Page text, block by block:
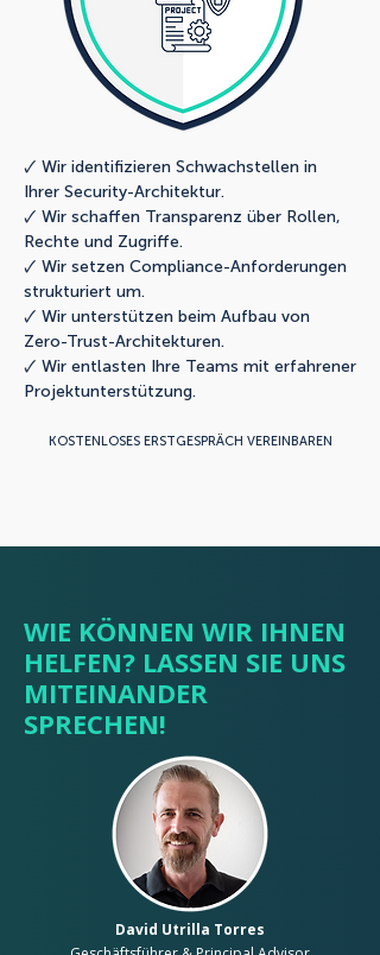
🗸 Wir identifizieren Schwachstellen in
Ihrer Security-Architektur.
🗸 Wir schaffen Transparenz über Rollen,
Rechte und Zugriffe.
🗸 Wir setzen Compliance-Anforderungen
strukturiert um.
🗸 Wir unterstützen beim Aufbau von
Zero-Trust-Architekturen.
🗸 Wir entlasten Ihre Teams mit erfahrener
Projektunterstützung.
KOSTENLOSES ERSTGESPRÄCH VEREINBAREN
WIE KÖNNEN WIR IHNEN
HELFEN? LASSEN SIE UNS
MITEINANDER
SPRECHEN!
David Utrilla Torres